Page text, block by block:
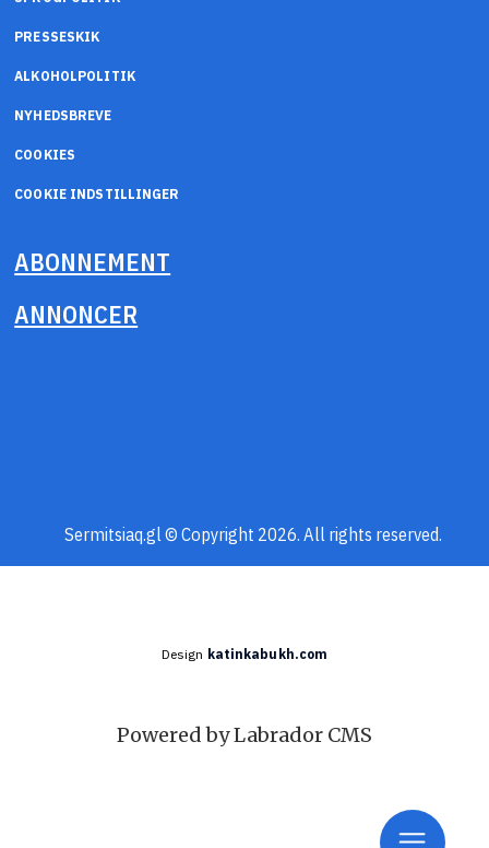
PRESSESKIK
ALKOHOLPOLITIK
NYHEDSBREVE
COOKIES
COOKIE INDSTILLINGER
ABONNEMENT
ANNONCER
Sermitsiaq.gl © Copyright 2026. All rights reserved.
Design katinkabukh.com
Powered by Labrador CMS